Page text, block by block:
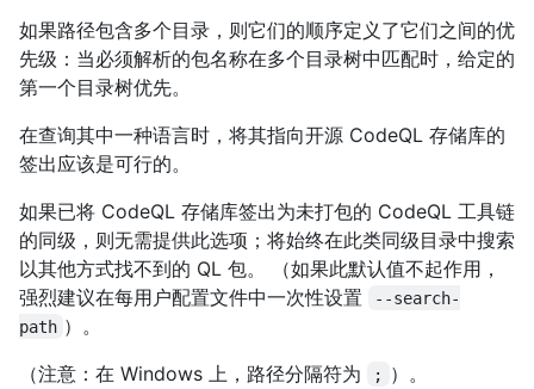
如果路径包含多个目录，则它们的顺序定义了它们之间的优
先级：当必须解析的包名称在多个目录树中匹配时，给定的
第一个目录树优先。
在查询其中一种语言时，将其指向开源 CodeQL 存储库的
签出应该是可行的。
如果已将 CodeQL 存储库签出为未打包的 CodeQL 工具链
的同级，则无需提供此选项；将始终在此类同级目录中搜索
以其他方式找不到的 QL 包。 （如果此默认值不起作用，
强烈建议在每用户配置文件中一次性设置
--search-
path ）。
（注意：在 Windows 上，路径分隔符为
; ）。